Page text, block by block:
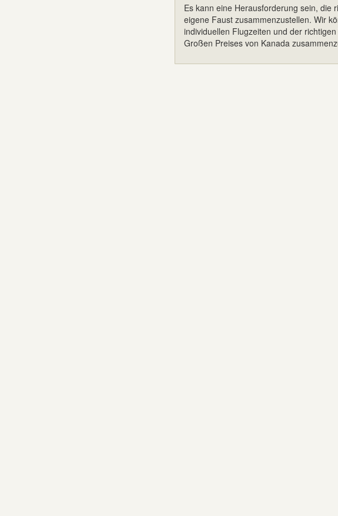
Es kann eine Herausforderung sein, die
eigene Faust zusammenzustellen. Wir
individuellen Flugzeiten und der
Großen Preises von Kanada